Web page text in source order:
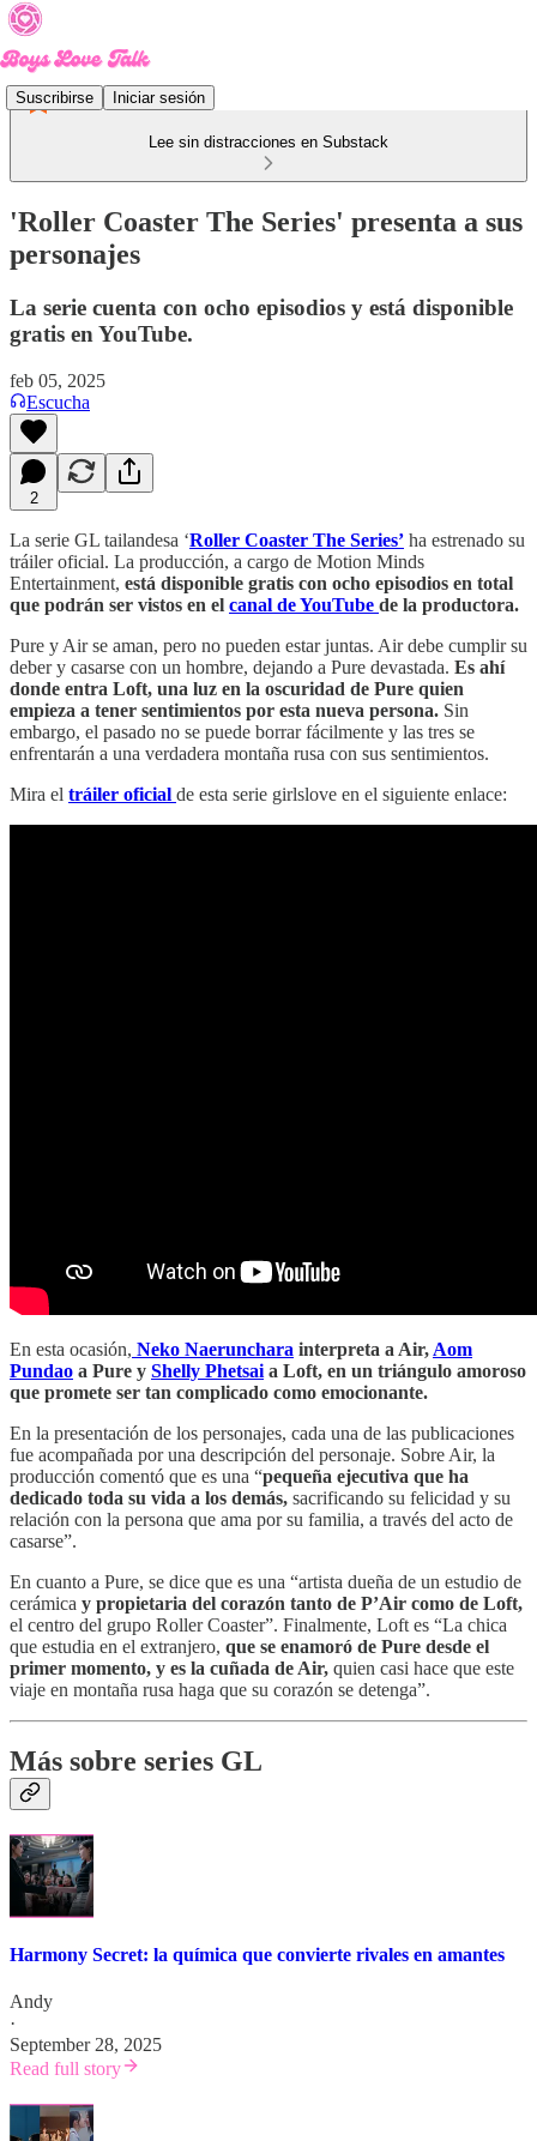
Suscribirse Iniciar sesión
Lee sin distracciones en Substack
'Roller Coaster The Series' presenta a sus
personajes
La serie cuenta con ocho episodios y está disponible
gratis en YouTube.
feb 05, 2025
Escucha
2
La serie GL tailandesa ‘Roller Coaster The Series’ ha estrenado su
tráiler oficial. La producción, a cargo de Motion Minds
Entertainment, está disponible gratis con ocho episodios en total
que podrán ser vistos en el canal de YouTube de la productora.
Pure y Air se aman, pero no pueden estar juntas. Air debe cumplir su
deber y casarse con un hombre, dejando a Pure devastada. Es ahí
donde entra Loft, una luz en la oscuridad de Pure quien
empieza a tener sentimientos por esta nueva persona. Sin
embargo, el pasado no se puede borrar fácilmente y las tres se
enfrentarán a una verdadera montaña rusa con sus sentimientos.
Mira el tráiler oficial de esta serie girlslove en el siguiente enlace:
En esta ocasión, Neko Naerunchara interpreta a Air, Aom
Pundao a Pure y Shelly Phetsai a Loft, en un triángulo amoroso
que promete ser tan complicado como emocionante.
En la presentación de los personajes, cada una de las publicaciones
fue acompañada por una descripción del personaje. Sobre Air, la
producción comentó que es una “pequeña ejecutiva que ha
dedicado toda su vida a los demás, sacrificando su felicidad y su
relación con la persona que ama por su familia, a través del acto de
casarse”.
En cuanto a Pure, se dice que es una “artista dueña de un estudio de
cerámica y propietaria del corazón tanto de P’Air como de Loft,
el centro del grupo Roller Coaster”. Finalmente, Loft es “La chica
que estudia en el extranjero, que se enamoró de Pure desde el
primer momento, y es la cuñada de Air, quien casi hace que este
viaje en montaña rusa haga que su corazón se detenga”.
Más sobre series GL
Harmony Secret: la química que convierte rivales en amantes
Andy
·
September 28, 2025
Read full story